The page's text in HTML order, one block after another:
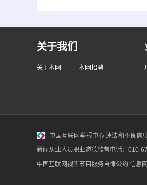
关于我们
关于本网 本网招聘
中国互联网举报中心 违法和不良信
新闻从业人员职业道德监督电话：010-
中国互联网视听节目服务自律公约 信息